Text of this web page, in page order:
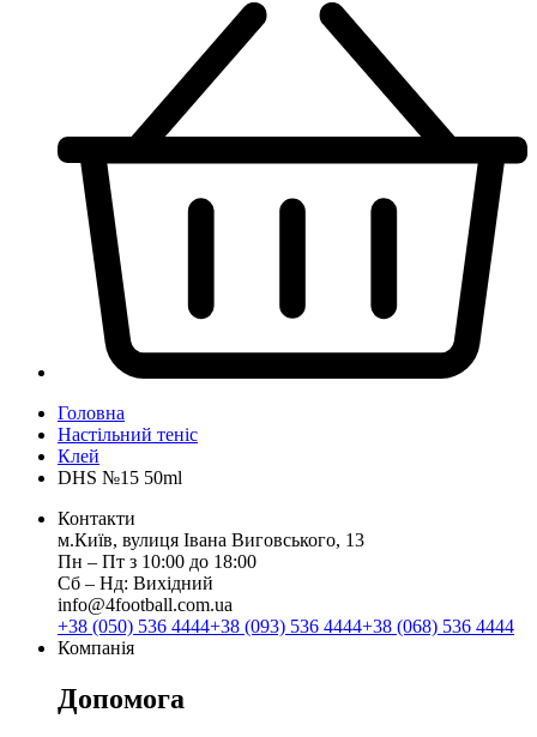
Головна
Настільний теніс
Клей
DHS №15 50ml
Контакти
м.Київ, вулиця Івана Виговського, 13
Пн ‒ Пт з 10:00 до 18:00
Сб ‒ Нд: Вихідний
info@4football.com.ua
+38 (050) 536 4444+38 (093) 536 4444+38 (068) 536 4444
Компанія
Допомога